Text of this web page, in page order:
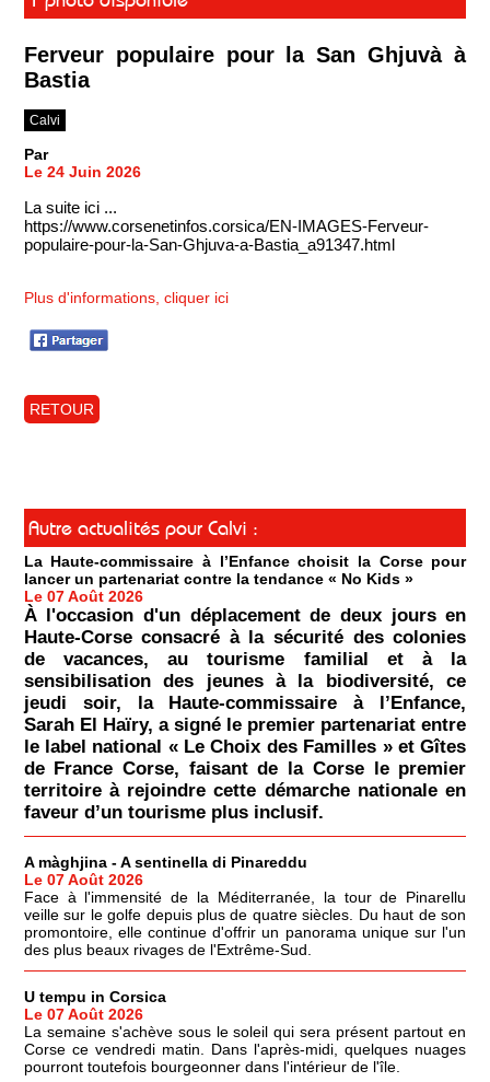
Ferveur populaire pour la San Ghjuvà à
Bastia
Calvi
Par
Le 24 Juin 2026
La suite ici ...
https://www.corsenetinfos.corsica/EN-IMAGES-Ferveur-
populaire-pour-la-San-Ghjuva-a-Bastia_a91347.html
Plus d'informations, cliquer ici
RETOUR
Autre actualités pour Calvi :
La Haute-commissaire à l’Enfance choisit la Corse pour
lancer un partenariat contre la tendance « No Kids »
Le 07 Août 2026
À l'occasion d'un déplacement de deux jours en
Haute-Corse consacré à la sécurité des colonies
de vacances, au tourisme familial et à la
sensibilisation des jeunes à la biodiversité, ce
jeudi soir, la Haute-commissaire à l’Enfance,
Sarah El Haïry, a signé le premier partenariat entre
le label national « Le Choix des Familles » et Gîtes
de France Corse, faisant de la Corse le premier
territoire à rejoindre cette démarche nationale en
faveur d’un tourisme plus inclusif.
A màghjina - A sentinella di Pinareddu
Le 07 Août 2026
Face à l'immensité de la Méditerranée, la tour de Pinarellu
veille sur le golfe depuis plus de quatre siècles. Du haut de son
promontoire, elle continue d'offrir un panorama unique sur l'un
des plus beaux rivages de l'Extrême-Sud.
U tempu in Corsica
Le 07 Août 2026
La semaine s'achève sous le soleil qui sera présent partout en
Corse ce vendredi matin. Dans l'après-midi, quelques nuages
pourront toutefois bourgeonner dans l'intérieur de l'île.